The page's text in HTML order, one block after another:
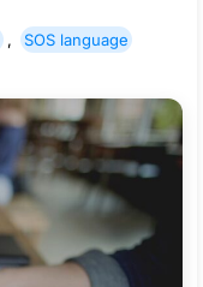
, SOS language